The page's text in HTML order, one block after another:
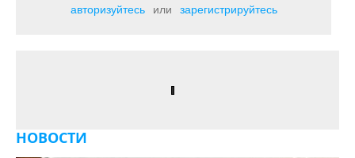
авторизуйтесь
или зарегистрируйтесь
НОВОСТИ